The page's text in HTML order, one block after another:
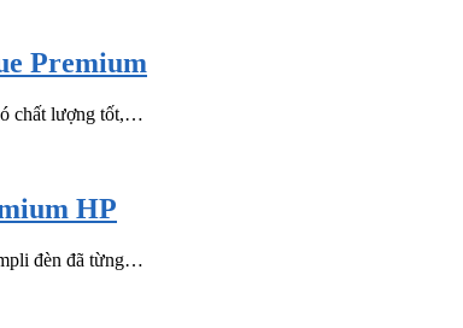
Premium
chất lượng tốt,…
HP
đèn đã từng…